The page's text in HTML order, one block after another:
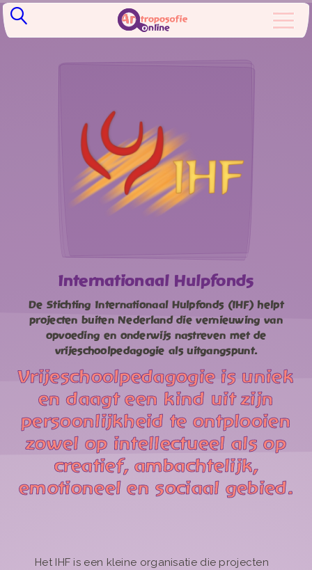
Internationaal Hulpfonds
De Stichting Internationaal Hulpfonds (IHF) helpt
projecten buiten Nederland die vernieuwing van
opvoeding en onderwijs nastreven met de
vrijeschoolpedagogie als uitgangspunt.
Vrijeschoolpedagogie is uniek
en daagt een kind uit zijn
persoonlijkheid te ontplooien
zowel op intellectueel als op
creatief, ambachtelijk,
emotioneel en sociaal gebied.
Het IHF is een kleine organisatie die projecten